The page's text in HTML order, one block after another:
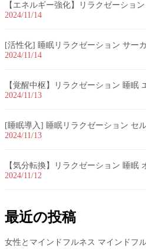
【エネルギー強化】リラクゼーショ
2024/11/14
[活性化] 睡眠リラクゼーション サー
2024/11/14
【覚醒中枢】リラクゼーション 睡眠
2024/11/13
[睡眠導入] 睡眠リラクゼーション セ
2024/11/13
【気分転換】リラクゼーション 睡眠
2024/11/12
最近の投稿
女性とマインドフルネス マインドフ